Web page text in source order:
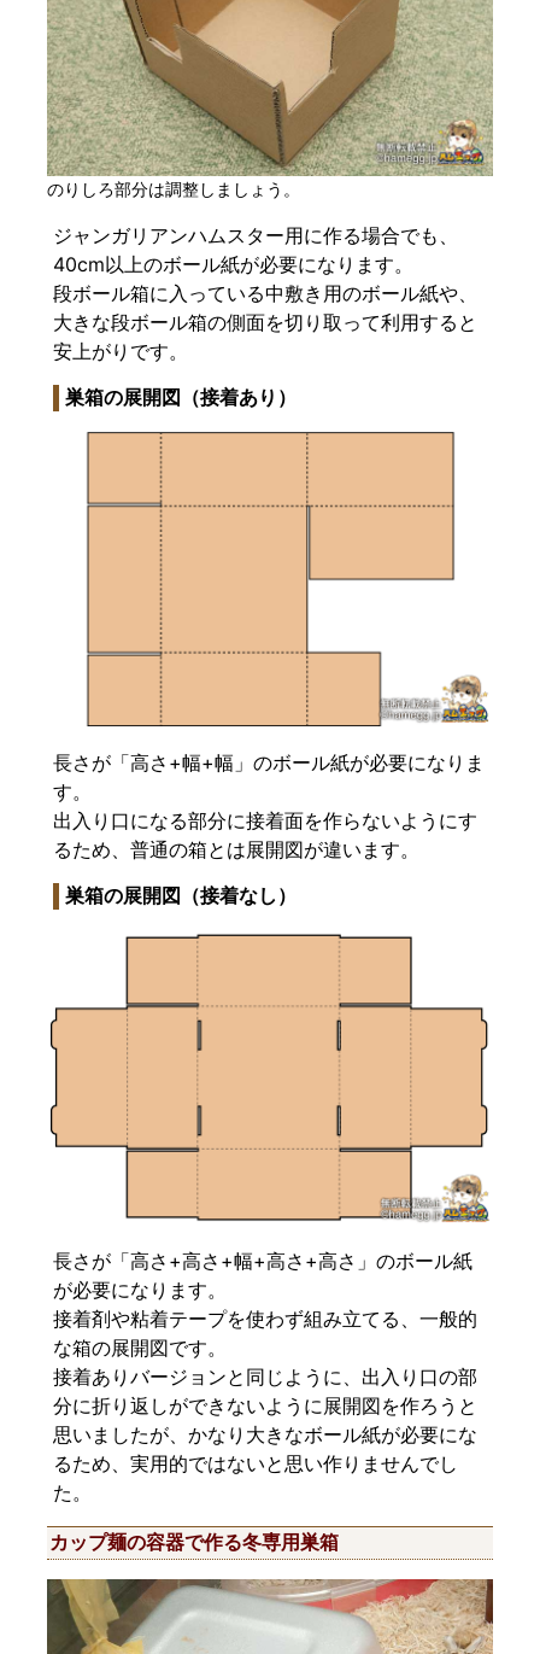
のりしろ部分は調整しましょう。
ジャンガリアンハムスター用に作る場合でも、
40cm以上のボール紙が必要になります。
段ボール箱に入っている中敷き用のボール紙や、
大きな段ボール箱の側面を切り取って利用すると
安上がりです。
巣箱の展開図（接着あり）
長さが「高さ+幅+幅」のボール紙が必要になりま
す。
出入り口になる部分に接着面を作らないようにす
るため、普通の箱とは展開図が違います。
巣箱の展開図（接着なし）
長さが「高さ+高さ+幅+高さ+高さ」のボール紙
が必要になります。
接着剤や粘着テープを使わず組み立てる、一般的
な箱の展開図です。
接着ありバージョンと同じように、出入り口の部
分に折り返しができないように展開図を作ろうと
思いましたが、かなり大きなボール紙が必要にな
るため、実用的ではないと思い作りませんでし
た。
カップ麺の容器で作る冬専用巣箱